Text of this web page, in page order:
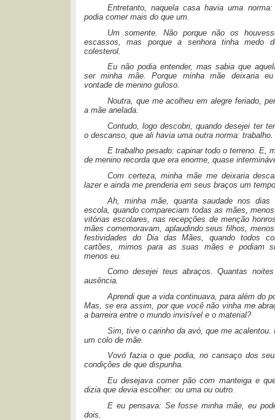
Entretanto, naquela casa havia uma
podia comer mais do que um.
Um somente. Não porque não os
escassos, mas porque a senhora tinha medo
colesterol.
Eu não podia entender, mas sabia que
ser minha mãe. Porque minha mãe deixaria
vontade de menino guloso.
Noutra, que me acolheu em alegre feriado,
a mãe anelada.
Contudo, logo descobri, quando desejei ter
o descanso, que ali havia uma outra norma: trabalho.
E trabalho pesado: capinar todo o terreno. E,
de menino recorda que era enorme, quase
Com certeza, minha mãe me deixaria
lazer e ainda me prenderia em seus braços um
Ah, minha mãe, quanta saudade nos
escola, quando compareciam todas as mães,
vitórias escolares, nas recepções de menção
mães comemoravam, aplaudindo seus filhos,
festividades do Dia das Mães, quando todos
cartões, mimos para as suas mães e podiam
menos eu.
Como desejei teus abraços. Quantas
ausência.
Aprendi que a vida continuava, para além do
Mas, se era assim, por que você não vinha me
a barreira entre o mundo invisível e o material?
Sim, tive o carinho da avó, que me acalentou.
um colo de mãe.
Vovó fazia o que podia, no cansaço dos
condições de que dispunha.
Eu desejava comer pão com manteiga e
dizia que devia escolher: ou uma ou outro.
E eu pensava: Se fosse minha mãe, eu
dois.